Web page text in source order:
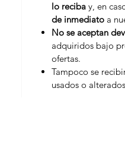
lo reciba y, en
de inmediato a
No se aceptan
adquiridos bajo
ofertas.
Tampoco se
usados o